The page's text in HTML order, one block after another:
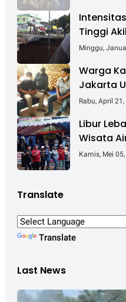
Tinggi
Sumatera
Minggu,
Warga
Jakarta
Rugi
Rabu, April 21,
Libur
Wisata
Kotabaru
Kamis, Mei
Translate
Translate
Last News